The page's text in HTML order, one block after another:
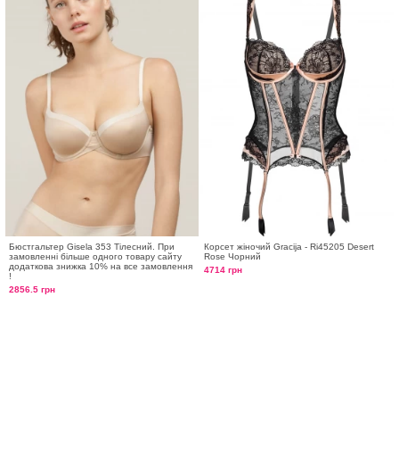
Бюстгальтер Gisela 353 Тілесний. При
замовленні більше одного товару сайту
додаткова знижка 10% на все замовлення
!
2856.5 грн
Корсет жіночий Gracija - Ri45205 Desert
Rose Чорний
4714 грн